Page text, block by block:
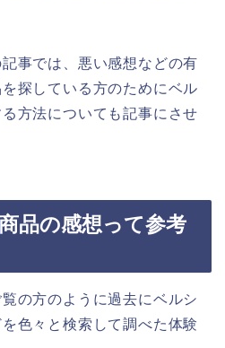
事では、悪い感想などの有
探している方のためにベル
方法についても記事にさせ
品の感想って参考
の方のように過去にベルシ
色々と検索して調べた体験